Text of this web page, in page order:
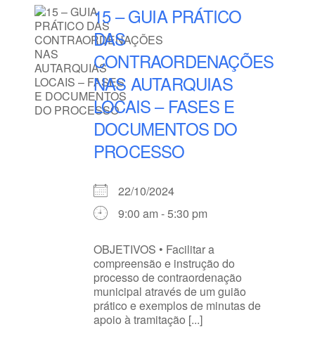
15 – GUIA PRÁTICO
DAS
CONTRAORDENAÇÕES
NAS AUTARQUIAS
LOCAIS – FASES E
DOCUMENTOS DO
PROCESSO
22/10/2024
9:00 am - 5:30 pm
OBJETIVOS • Facilitar a
compreensão e instrução do
processo de contraordenação
municipal através de um guião
prático e exemplos de minutas de
apoio à tramitação [...]